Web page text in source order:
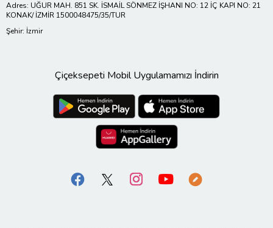
Adres: UĞUR MAH. 851 SK. İSMAİL SÖNMEZ İŞHANI NO: 12 İÇ KAPI NO: 21
KONAK/ İZMİR 1500048475/35/TUR
Şehir: İzmir
Çiçeksepeti Mobil Uygulamamızı İndirin